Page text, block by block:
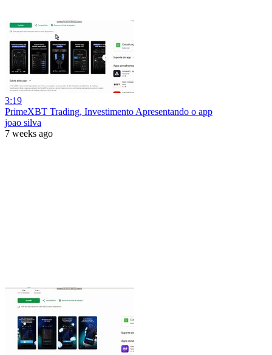
3:19
PrimeXBT Trading, Investimento Apresentando o app
joao silva
7 weeks ago